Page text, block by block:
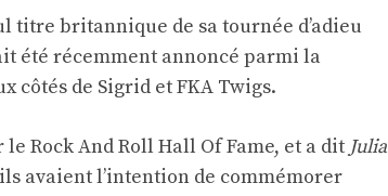
titre britannique de sa tournée d’adieu
été récemment annoncé parmi la
côtés de Sigrid et FKA Twigs.
Rock And Roll Hall Of Fame, et a dit Julia
avaient l’intention de commémorer